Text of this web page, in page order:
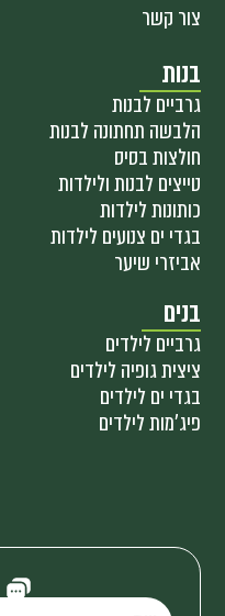
צור קשר
בנות
גרביים לבנות
הלבשה תחתונה לבנות
חולצות בסיס
טייצים לבנות ולילדות
כותונות לילדות
בגדי ים צנועים לילדות
אביזרי שיער
בנים
גרביים לילדים
ציצית גופיה לילדים
בגדי ים לילדים
פיג'מות לילדים